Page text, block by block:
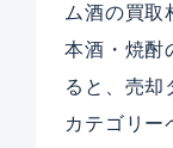
ム酒の買取
本酒・焼酎
ると、売却
カテゴリー